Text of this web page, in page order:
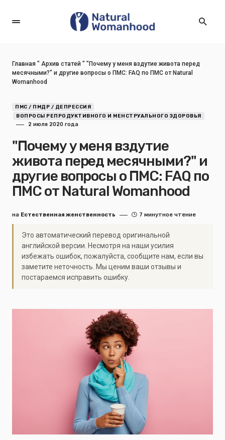
Главная " Архив статей " "Почему у меня вздутие живота перед
месячными?" и другие вопросы о ПМС: FAQ по ПМС от Natural
Womanhood
ПМС / ПМДР / ДЕПРЕССИЯ
ВОПРОСЫ РЕПРОДУКТИВНОГО И МЕНСТРУАЛЬНОГО ЗДОРОВЬЯ
2 июля 2020 года
"Почему у меня вздутие
живота перед месячными?" и
другие вопросы о ПМС: FAQ по
ПМС от Natural Womanhood
на Естественная женственность 7 минутное чтение
Это автоматический перевод оригинальной
английской версии. Несмотря на наши усилия
избежать ошибок, пожалуйста, сообщите нам, если вы
заметите неточность. Мы ценим ваши отзывы и
постараемся исправить ошибку.